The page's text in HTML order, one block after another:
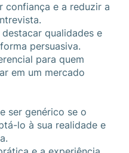
confiança e a reduzir a
qualidades e
persuasiva.
para quem
em um mercado
ser genérico se o
lo à sua realidade e